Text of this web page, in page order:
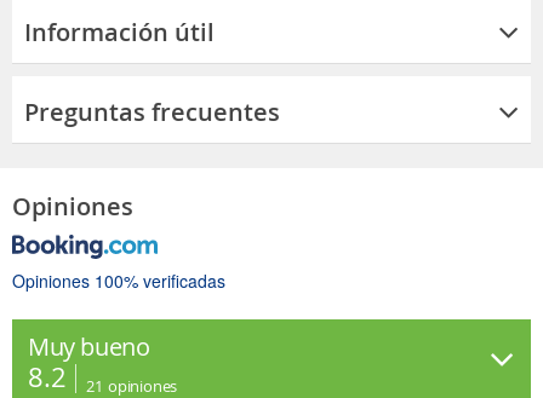
Información útil
Preguntas frecuentes
Opiniones
Opiniones 100% verificadas
Muy bueno
8.2 21 opiniones